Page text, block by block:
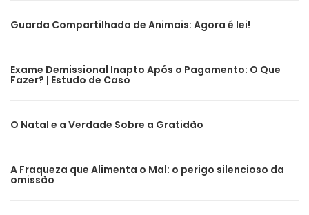
Guarda Compartilhada de Animais: Agora é lei!
Exame Demissional Inapto Após o Pagamento: O Que
Fazer? | Estudo de Caso
O Natal e a Verdade Sobre a Gratidão
A Fraqueza que Alimenta o Mal: o perigo silencioso da
omissão